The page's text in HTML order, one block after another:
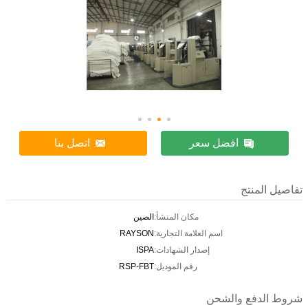
افضل سعر اتصل بنا
تفاصيل المنتج
مكان المنشأ:الصين
اسم العلامة التجارية:RAYSON
إصدار الشهادات:ISPA
رقم الموديل:RSP-FBT
شروط الدفع والشحن